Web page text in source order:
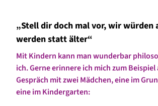
„Stell dir doch mal vor, wir würden
werden statt älter“
Mit Kindern kann man wunderbar
ich. Gerne erinnere ich mich zum
Gespräch mit zwei Mädchen, eine im
eine im Kindergarten: